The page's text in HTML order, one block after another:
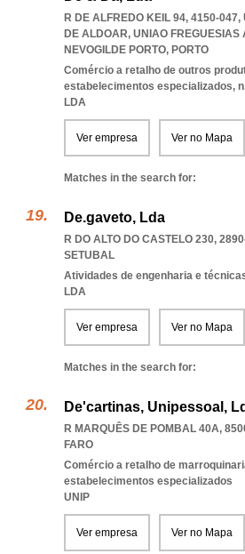
R DE ALFREDO KEIL 94, 4150-
DE ALDOAR, UNIAO FREGUESIAS
NEVOGILDE PORTO, PORTO
Comércio a retalho de outros
estabelecimentos especializados,
LDA
Ver empresa Ver no Mapa
Matches in the search for:
De.gaveto, Lda
R DO ALTO DO CASTELO 230,
SETUBAL
Atividades de engenharia e
LDA
Ver empresa Ver no Mapa
Matches in the search for:
De'cartinas, Unipessoal,
R MARQUÊS DE POMBAL 40A,
FARO
Comércio a retalho de
estabelecimentos especializados
UNIP
Ver empresa Ver no Mapa